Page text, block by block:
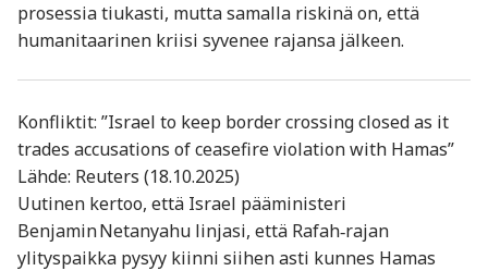
prosessia tiukasti, mutta samalla riskinä on, että
humanitaarinen kriisi syvenee rajansa jälkeen.
Konfliktit: ”Israel to keep border crossing closed as it
trades accusations of ceasefire violation with Hamas”
Lähde: Reuters (18.10.2025)
Uutinen kertoo, että Israel pääministeri
Benjamin Netanyahu linjasi, että Rafah‐rajan
ylityspaikka pysyy kiinni siihen asti kunnes Hamas